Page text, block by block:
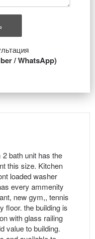
/ WhatsApp)
bath unit has the
this size. Kitchen
loaded washer
every ammenity
new gym,, tennis
floor. the building is
with glass railing
value to building.